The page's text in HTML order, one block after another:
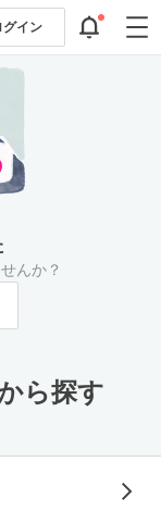
グイン
んか？
ら探す